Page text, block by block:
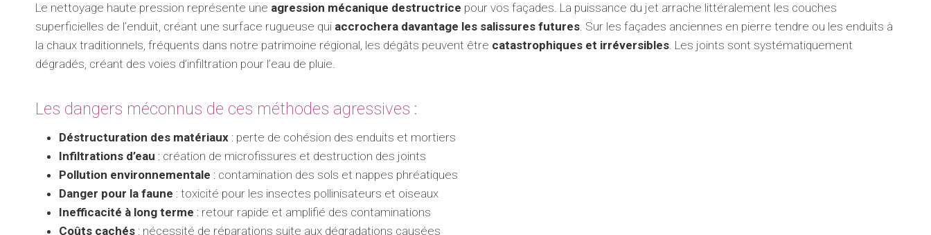
Le nettoyage haute pression représente une agression mécanique destructrice pour vos façades. La puissance du jet arrache littéralement les couches
superficielles de l’enduit, créant une surface rugueuse qui accrochera davantage les salissures futures. Sur les façades anciennes en pierre tendre ou les enduits à
la chaux traditionnels, fréquents dans notre patrimoine régional, les dégâts peuvent être catastrophiques et irréversibles. Les joints sont systématiquement
dégradés, créant des voies d’infiltration pour l’eau de pluie.
Les dangers méconnus de ces méthodes agressives :
Déstructuration des matériaux : perte de cohésion des enduits et mortiers
Infiltrations d’eau : création de microfissures et destruction des joints
Pollution environnementale : contamination des sols et nappes phréatiques
Danger pour la faune : toxicité pour les insectes pollinisateurs et oiseaux
Inefficacité à long terme : retour rapide et amplifié des contaminations
Coûts cachés : nécessité de réparations suite aux dégradations causées